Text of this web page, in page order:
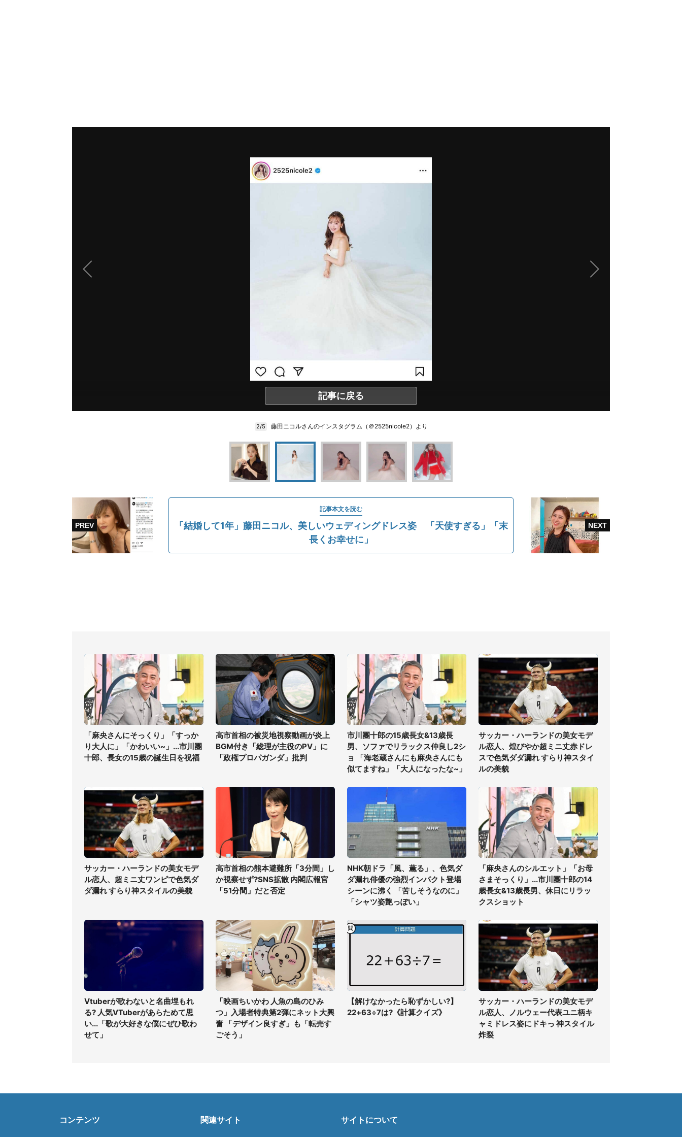
記事に戻る
2/5 藤田ニコルさんのインスタグラム（＠2525nicole2）より
記事本文を読む
「結婚して1年」藤田ニコル、美しいウェディングドレス姿 「天使すぎる」「末
長くお幸せに」
「麻央さんにそっくり」「すっか
り大人に」「かわいい~」...市川團
十郎、長女の15歳の誕生日を祝福
高市首相の被災地視察動画が炎上
BGM付き「総理が主役のPV」に
「政権プロパガンダ」批判
市川團十郎の15歳長女&13歳長
男、ソファでリラックス仲良し2シ
ョ 「海老蔵さんにも麻央さんにも
似てますね」「大人になったな~」
サッカー・ハーランドの美女モデ
ル恋人、煌びやか超ミニ丈赤ドレ
スで色気ダダ漏れ すらり神スタイ
ルの美貌
サッカー・ハーランドの美女モデ
ル恋人、超ミニ丈ワンピで色気ダ
ダ漏れ すらり神スタイルの美貌
高市首相の熊本避難所「3分間」し
か視察せず?SNS拡散 内閣広報官
「51分間」だと否定
NHK朝ドラ「風、薫る」、色気ダ
ダ漏れ俳優の強烈インパクト登場
シーンに沸く 「苦しそうなのに」
「シャツ姿艶っぽい」
「麻央さんのシルエット」「お母
さまそっくり」...市川團十郎の14
歳長女&13歳長男、休日にリラッ
クスショット
Vtuberが歌わないと名曲埋もれ
る? 人気VTuberがあらためて思
い...「歌が大好きな僕にぜひ歌わ
せて」
「映画ちいかわ 人魚の島のひみ
つ」入場者特典第2弾にネット大興
奮 「デザイン良すぎ」も「転売す
ごそう」
【解けなかったら恥ずかしい?】
22+63÷7は?《計算クイズ》
サッカー・ハーランドの美女モデ
ル恋人、ノルウェー代表ユニ柄キ
ャミドレス姿にドキっ 神スタイル
炸裂
コンテンツ 関連サイト サイトについて